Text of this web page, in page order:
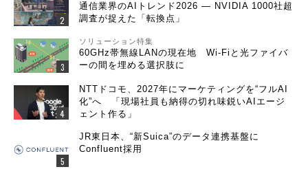
通信業界のAIトレンド2026 ― NVIDIA 1000社超
調査が捉えた「転換点」
ソリューション特集
60GHz帯無線LANの現在地 Wi-Fiと光ファイバ
ーの間を埋める選択肢に
NTTドコモ、2027年にマーケティングを“フルAI
化”へ 「現場社員も納得の切れ味鋭いAIエージ
ェント作る」
JR東日本、“新Suica”のデータ連携基盤に
Confluent採用